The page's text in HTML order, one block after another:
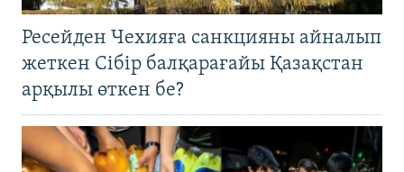
Ресейден Чехияға санкцияны айналып
жеткен Сібір балқарағайы Қазақстан
арқылы өткен бе?